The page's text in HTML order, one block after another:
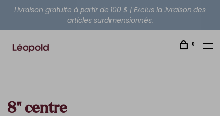
Livraison gratuite à partir de 100 $ | Exclus la livraison des
articles surdimensionnés.
0
8" centre